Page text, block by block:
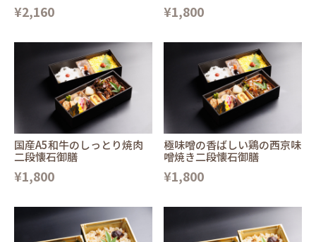
¥2,160 ¥1,800
国産A5和牛のしっとり焼肉
二段懐石御膳
¥1,800
極味噌の香ばしい鶏の西京味
噌焼き二段懐石御膳
¥1,800